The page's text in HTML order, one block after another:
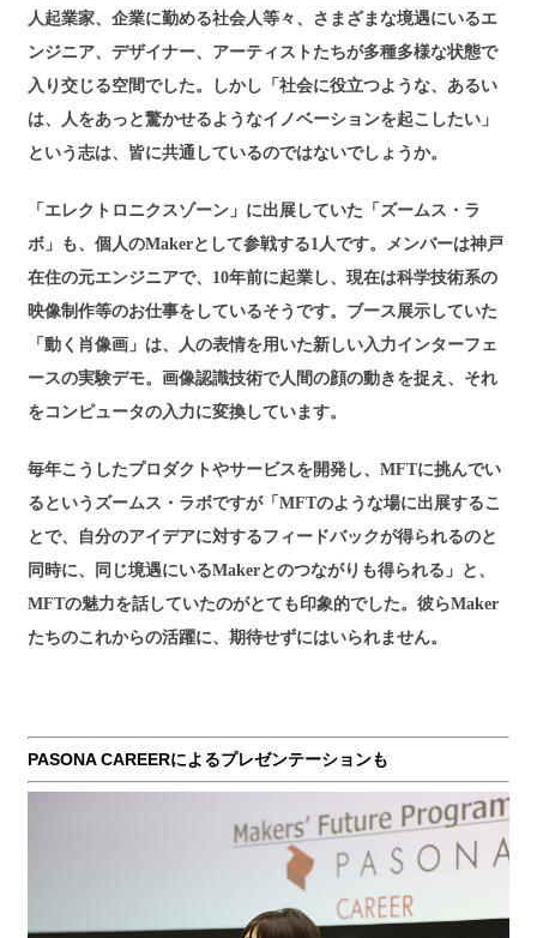
人起業家、企業に勤める社会人等々、さまざまな境遇にいるエ
ンジニア、デザイナー、アーティストたちが多種多様な状態で
入り交じる空間でした。しかし「社会に役立つような、あるい
は、人をあっと驚かせるようなイノベーションを起こしたい」
という志は、皆に共通しているのではないでしょうか。
「エレクトロニクスゾーン」に出展していた「ズームス・ラ
ボ」も、個人のMakerとして参戦する1人です。メンバーは神戸
在住の元エンジニアで、10年前に起業し、現在は科学技術系の
映像制作等のお仕事をしているそうです。ブース展示していた
「動く肖像画」は、人の表情を用いた新しい入力インターフェ
ースの実験デモ。画像認識技術で人間の顔の動きを捉え、それ
をコンピュータの入力に変換しています。
毎年こうしたプロダクトやサービスを開発し、MFTに挑んでい
るというズームス・ラボですが「MFTのような場に出展するこ
とで、自分のアイデアに対するフィードバックが得られるのと
同時に、同じ境遇にいるMakerとのつながりも得られる」と、
MFTの魅力を話していたのがとても印象的でした。彼らMaker
たちのこれからの活躍に、期待せずにはいられません。
PASONA CAREERによるプレゼンテーションも